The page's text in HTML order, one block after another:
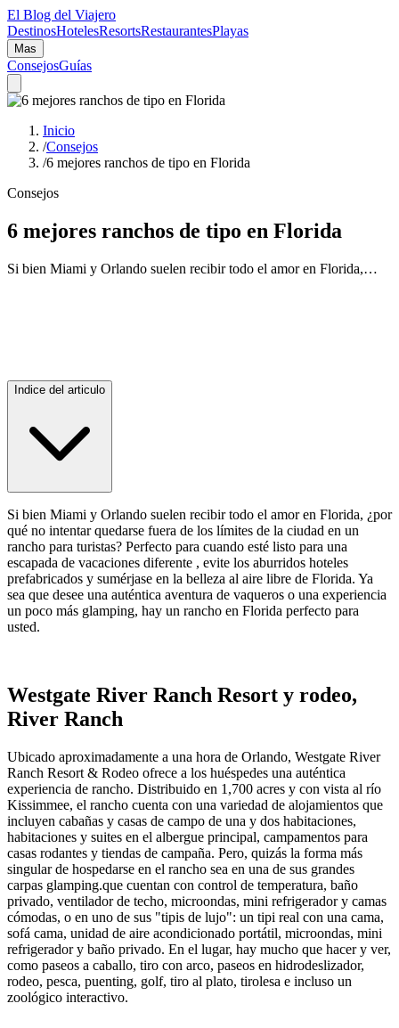
El Blog del Viajero
DestinosHotelesResortsRestaurantesPlayas
Mas
ConsejosGuías
Inicio
/Consejos
/6 mejores ranchos de tipo en Florida
Consejos
6 mejores ranchos de tipo en Florida
Si bien Miami y Orlando suelen recibir todo el amor en Florida,…
Indice del articulo
Si bien Miami y Orlando suelen recibir todo el amor en Florida, ¿por
qué no intentar quedarse fuera de los límites de la ciudad en un
rancho para turistas? Perfecto para cuando esté listo para una
escapada de vacaciones diferente , evite los aburridos hoteles
prefabricados y sumérjase en la belleza al aire libre de Florida. Ya
sea que desee una auténtica aventura de vaqueros o una experiencia
un poco más glamping, hay un rancho en Florida perfecto para
usted.
Westgate River Ranch Resort y rodeo,
River Ranch
Ubicado aproximadamente a una hora de Orlando, Westgate River
Ranch Resort & Rodeo ofrece a los huéspedes una auténtica
experiencia de rancho. Distribuido en 1,700 acres y con vista al río
Kissimmee, el rancho cuenta con una variedad de alojamientos que
incluyen cabañas y casas de campo de una y dos habitaciones,
habitaciones y suites en el albergue principal, campamentos para
casas rodantes y tiendas de campaña. Pero, quizás la forma más
singular de hospedarse en el rancho sea en una de sus grandes
carpas glamping.que cuentan con control de temperatura, baño
privado, ventilador de techo, microondas, mini refrigerador y camas
cómodas, o en uno de sus "tipis de lujo": un tipi real con una cama,
sofá cama, unidad de aire acondicionado portátil, microondas, mini
refrigerador y baño privado. En el lugar, hay mucho que hacer y ver,
como paseos a caballo, tiro con arco, paseos en hidrodeslizador,
rodeo, pesca, puenting, golf, tiro al plato, tirolesa e incluso un
zoológico interactivo.